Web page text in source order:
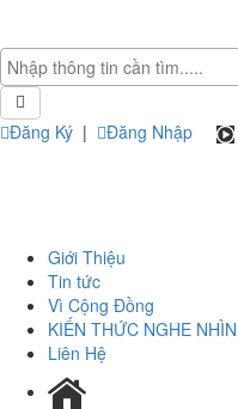
Đăng Ký | Đăng Nhập
Giới Thiệu
Tin tức
Vì Cộng Đồng
KIẾN THỨC NGHE NHÌN
Liên Hệ